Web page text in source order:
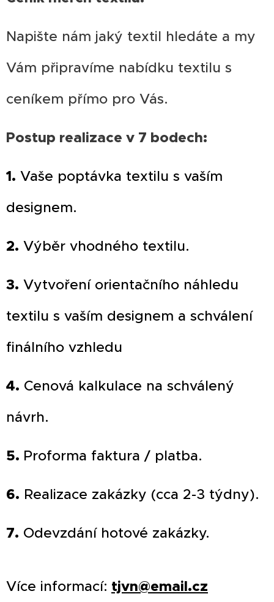
Napište nám jaký textil hledáte a my
Vám připravíme nabídku textilu s
ceníkem přímo pro Vás.
Postup realizace v 7 bodech:
1. Vaše poptávka textilu s vaším
designem.
2. Výběr vhodného textilu.
3. Vytvoření orientačního náhledu
textilu s vaším designem a schválení
finálního vzhledu
4. Cenová kalkulace na schválený
návrh.
5. Proforma faktura / platba.
6. Realizace zakázky (cca 2-3 týdny).
7. Odevzdání hotové zakázky.
Více informací: tjvn@email.cz